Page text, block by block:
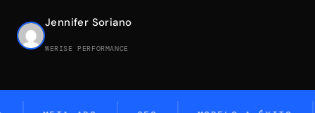
Jennifer Soriano
WERISE PERFORMANCE